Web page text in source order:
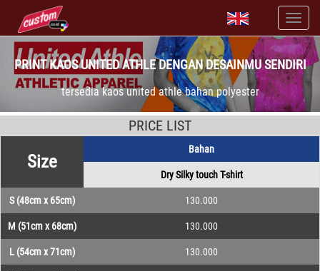
PRINT KAOS UNITED ATHLE DENGAN DESAINMU SENDIRI
tersedia kaos united athle bahan polyester
PRICE LIST
Size
Bahan
Dry Silky touch T-shirt
S (48cm x 65cm) 130.000
M (51cm x 68cm) 130.000
L (54cm x 71cm) 130.000